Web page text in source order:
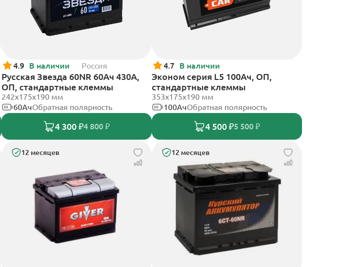
4.9 В наличии Россия
Русская Звезда 60NR 60Ач 430А,
ОП, стандартные клеммы
242x175x190 мм
60АчОбратная полярность
4 300 ₽4 800 ₽
4.7 В наличии
Эконом серия L5 100Ач, ОП,
стандартные клеммы
353х175х190 мм
100АчОбратная полярность
4 500 ₽5 500 ₽
12 месяцев 12 месяцев